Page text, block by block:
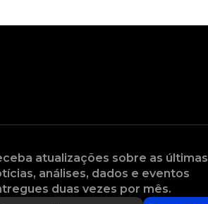
atualizações sobre as últimas
análises, dados e eventos
duas vezes por mês.